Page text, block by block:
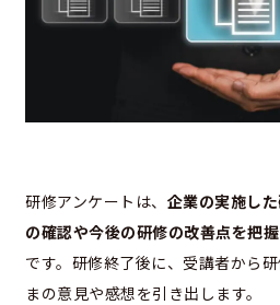
研修アンケートは、 企業の実施し
の確認や今後の研修の改善点を把
です。研修終了後に、受講者から
まの意見や感想を引き出します。